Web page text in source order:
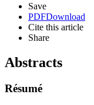
Save
PDFDownload
Cite this article
Share
Abstracts
Résumé